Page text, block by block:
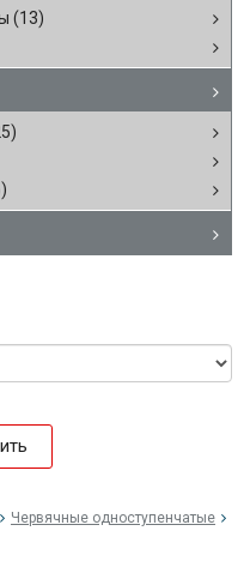
(13)
Червячные одноступенчатые